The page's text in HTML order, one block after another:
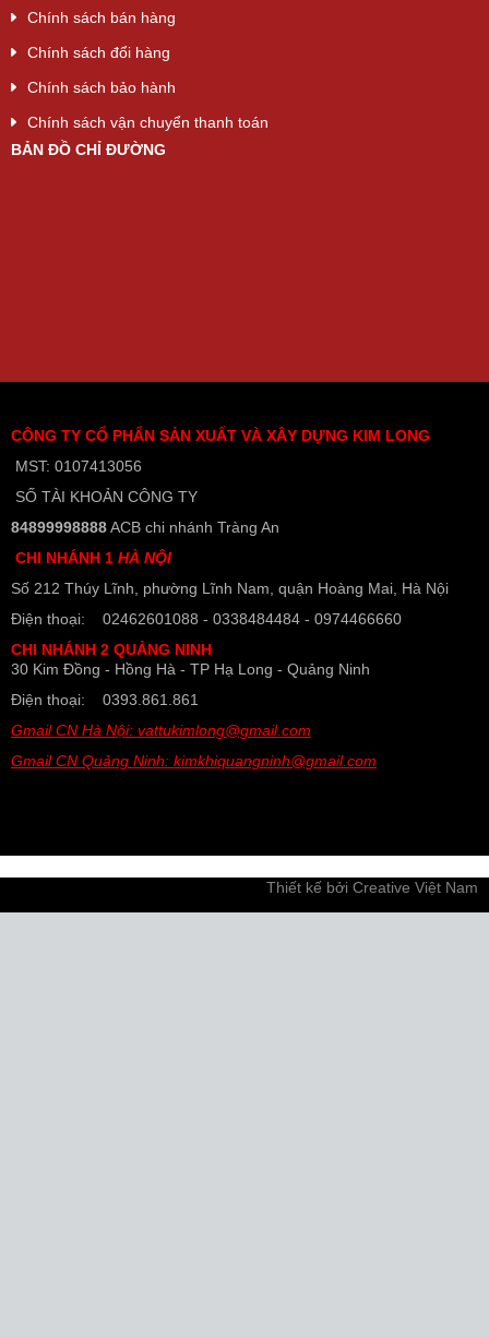
Chính sách bán hàng
Chính sách đổi hàng
Chính sách bảo hành
Chính sách vận chuyển thanh toán
BẢN ĐỒ CHỈ ĐƯỜNG
CÔNG TY CỔ PHẨN SẢN XUẤT VÀ XÂY DỰNG KIM LONG
MST: 0107413056
SỐ TÀI KHOẢN CÔNG TY
84899998888ACB chi nhánh Tràng An
CHI NHÁNH 1 HÀ NỘI
Số 212 Thúy Lĩnh, phường Lĩnh Nam, quận Hoàng Mai, Hà Nội
Điện thoại: 02462601088 - 0338484484 - 0974466660
CHI NHÁNH 2 QUẢNG NINH
30 Kim Đồng - Hồng Hà - TP Hạ Long - Quảng Ninh
Điện thoại: 0393.861.861
Gmail CN Hà Nội: vattukimlong@gmail.com
Gmail CN Quảng Ninh: kimkhiquangninh@gmail.com
Thiết kế bởi Creative Việt Nam